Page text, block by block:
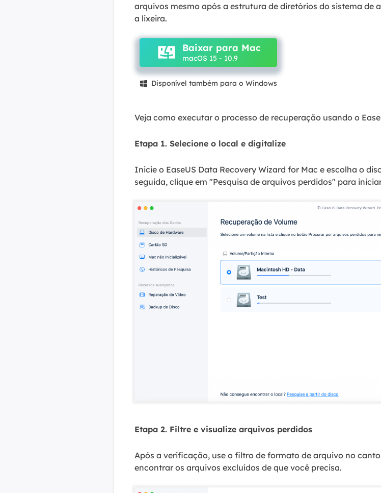
arquivos mesmo após a estrutura de diretórios do sistema de
a lixeira.
Baixar para Mac
macOS 15 - 10.9
 Disponível também para o Windows
Veja como executar o processo de recuperação usando o
Etapa 1. Selecione o local e digitalize
Inicie o EaseUS Data Recovery Wizard for Mac e escolha o
seguida, clique em "Pesquisa de arquivos perdidos" para
Etapa 2. Filtre e visualize arquivos perdidos
Após a verificação, use o filtro de formato de arquivo no
encontrar os arquivos excluídos de que você precisa.